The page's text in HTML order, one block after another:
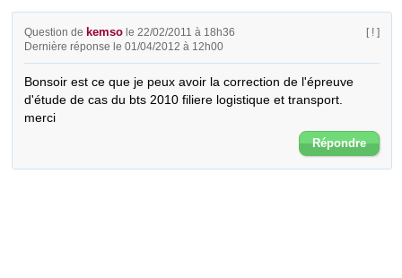
Question de kemso le 22/02/2011 à 18h36
Dernière réponse le 01/04/2012 à 12h00
[ ! ]
Bonsoir est ce que je peux avoir la correction de l'épreuve
d'étude de cas du bts 2010 filiere logistique et transport.
merci
Répondre